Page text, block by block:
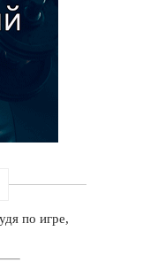
по игре,